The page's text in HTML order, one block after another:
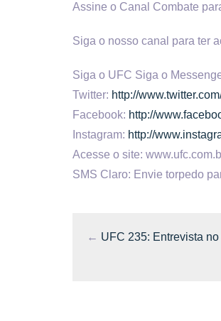
Assine o Canal Combate
Siga o nosso canal para ter
Siga o UFC Siga o
Twitter: http://
Facebook: http://
Instagram: http://
Acesse o site:
SMS Claro: Envie torpedo
← UFC 235: Entrevista